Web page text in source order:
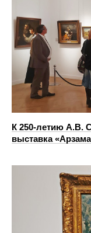
К 250-летию А.В.
выставка